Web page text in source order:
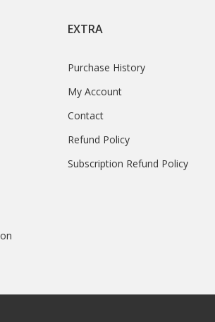
EXTRA
Purchase History
My Account
Contact
Refund Policy
Subscription Refund Policy